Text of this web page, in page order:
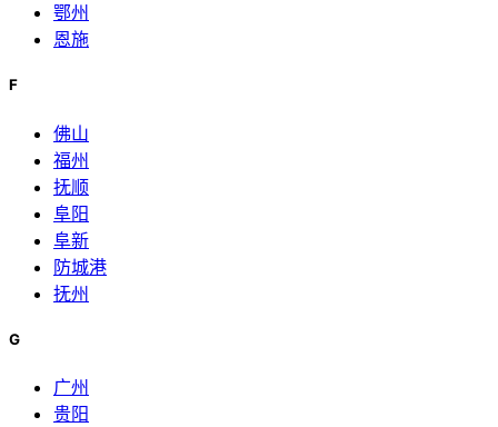
鄂州
恩施
F
佛山
福州
抚顺
阜阳
阜新
防城港
抚州
G
广州
贵阳